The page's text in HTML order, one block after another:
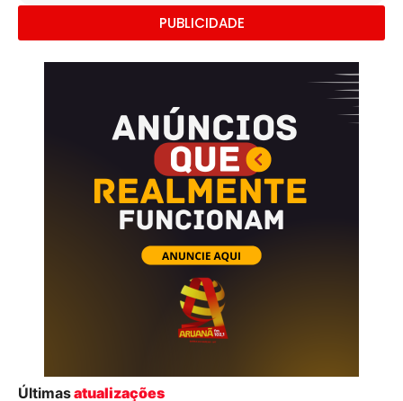
PUBLICIDADE
Últimasatualizações